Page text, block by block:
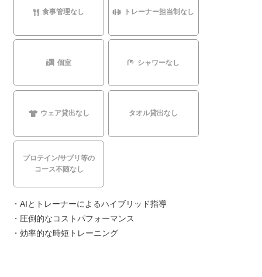
食事管理なし トレーナー担当制なし
個室 シャワーなし
ウェア貸出なし タオル貸出なし
プロテイン/サプリ等の
コース不随なし
・AIとトレーナーによるハイブリッド指導
・圧倒的なコストパフォーマンス
・効率的な時短トレーニング